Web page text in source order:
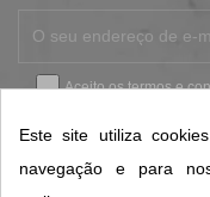
Aceito ostermos e
Este site utiliza
navegação e para